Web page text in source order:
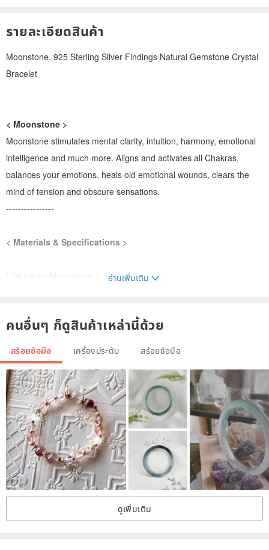
รายละเอียดสินค้า
Moonstone, 925 Sterling Silver Findings Natural Gemstone Crystal
Bracelet
< Moonstone >
Moonstone stimulates mental clarity, intuition, harmony, emotional
intelligence and much more. Aligns and activates all Chakras,
balances your emotions, heals old emotional wounds, clears the
mind of tension and obscure sensations.
----------------
< Materials & Specifications >
* Sri Lanka Moonstone (~ 8mm)
Handmade
----------------
【 Customisation 】
925 Sterling Silver Initial Charm
www.pinkoi.com/product/DjF5yqLV
925 Sterling Silver Initial Tag
hk.pinkoi.com/product/urLNfZGC
อ่านเพิ่มเติม
คนอื่นๆ ก็ดูสินค้าเหล่านี้ด้วย
สร้อยข้อมือ เครื่องประดับ สร้อยข้อมือ
ดูเพิ่มเติม